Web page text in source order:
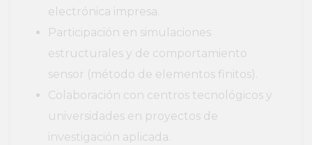
electrónica impresa.
Participación en simulaciones
estructurales y de comportamiento
sensor (método de elementos finitos).
Colaboración con centros tecnológicos y
universidades en proyectos de
investigación aplicada.